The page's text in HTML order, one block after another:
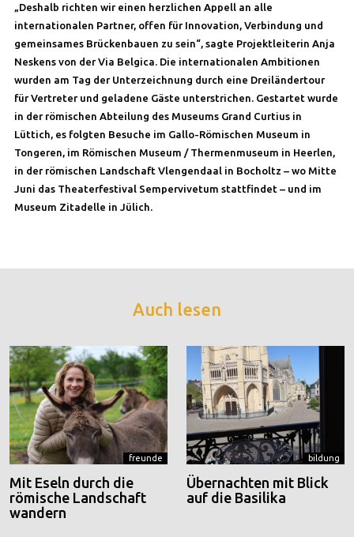
„Deshalb richten wir einen herzlichen Appell an alle
internationalen Partner, offen für Innovation, Verbindung und
gemeinsames Brückenbauen zu sein“, sagte Projektleiterin Anja
Neskens von der Via Belgica. Die internationalen Ambitionen
wurden am Tag der Unterzeichnung durch eine Dreiländertour
für Vertreter und geladene Gäste unterstrichen. Gestartet wurde
in der römischen Abteilung des Museums Grand Curtius in
Lüttich, es folgten Besuche im Gallo-Römischen Museum in
Tongeren, im Römischen Museum / Thermenmuseum in Heerlen,
in der römischen Landschaft Vlengendaal in Bocholtz – wo Mitte
Juni das Theaterfestival Sempervivetum stattfindet – und im
Museum Zitadelle in Jülich.
Auch lesen
freunde
Mit Eseln durch die
römische Landschaft
wandern
bildung
Übernachten mit Blick
auf die Basilika